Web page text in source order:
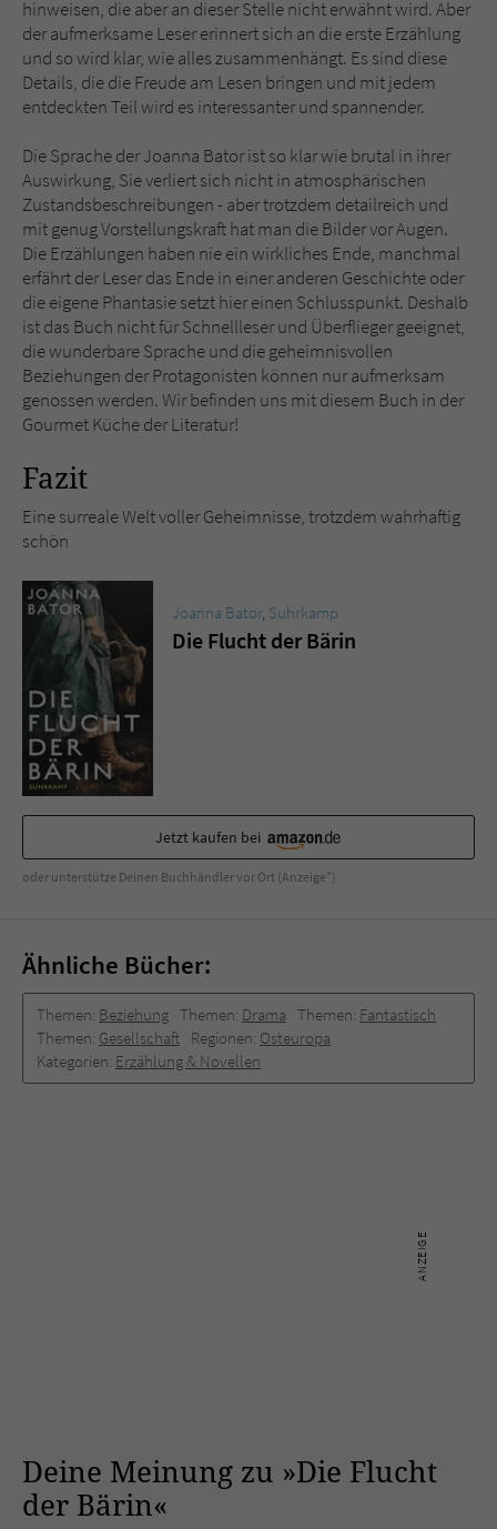
hinweisen, die aber an dieser Stelle nicht erwähnt wird. Aber
der aufmerksame Leser erinnert sich an die erste Erzählung
und so wird klar, wie alles zusammenhängt. Es sind diese
Details, die die Freude am Lesen bringen und mit jedem
entdeckten Teil wird es interessanter und spannender.
Die Sprache der Joanna Bator ist so klar wie brutal in ihrer
Auswirkung, Sie verliert sich nicht in atmosphärischen
Zustandsbeschreibungen - aber trotzdem detailreich und
mit genug Vorstellungskraft hat man die Bilder vor Augen.
Die Erzählungen haben nie ein wirkliches Ende, manchmal
erfährt der Leser das Ende in einer anderen Geschichte oder
die eigene Phantasie setzt hier einen Schlusspunkt. Deshalb
ist das Buch nicht für Schnellleser und Überflieger geeignet,
die wunderbare Sprache und die geheimnisvollen
Beziehungen der Protagonisten können nur aufmerksam
genossen werden. Wir befinden uns mit diesem Buch in der
Gourmet Küche der Literatur!
Fazit
Eine surreale Welt voller Geheimnisse, trotzdem wahrhaftig
schön
Joanna Bator, Suhrkamp
Die Flucht der Bärin
Jetzt kaufen bei
oder unterstütze Deinen Buchhändler vor Ort (Anzeige*)
Ähnliche Bücher:
Themen: Beziehung Themen: Drama Themen: Fantastisch
Themen: Gesellschaft Regionen: Osteuropa
Kategorien: Erzählung & Novellen
Deine Meinung zu »Die Flucht
der Bärin«